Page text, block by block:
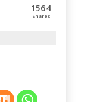
1564
Shares